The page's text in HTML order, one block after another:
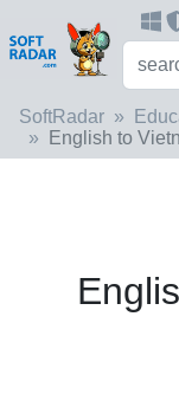
SoftRadar
English to